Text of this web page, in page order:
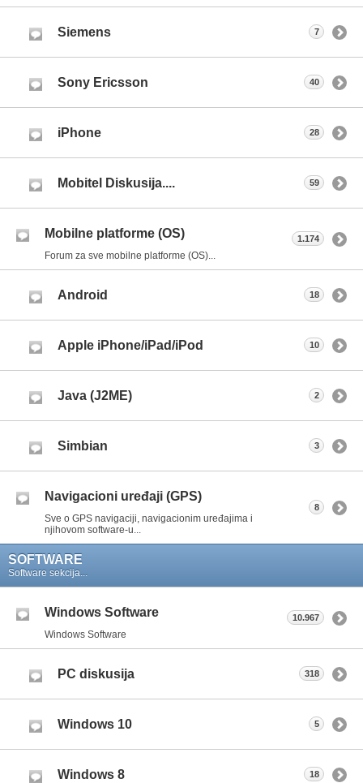
Siemens 7
Sony Ericsson 40
iPhone 28
Mobitel Diskusija.... 59
Mobilne platforme (OS)
Forum za sve mobilne platforme (OS)...
1.174
Android 18
Apple iPhone/iPad/iPod 10
Java (J2ME) 2
Simbian 3
Navigacioni uređaji (GPS)
Sve o GPS navigaciji, navigacionim uređajima i
njihovom software-u...
8
SOFTWARE
Software sekcija...
Windows Software
Windows Software
10.967
PC diskusija 318
Windows 10 5
Windows 8 18